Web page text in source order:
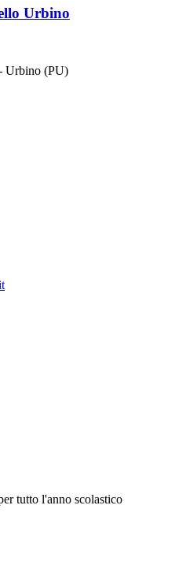
Urbino
Urbino (PU)
tutto l'anno scolastico